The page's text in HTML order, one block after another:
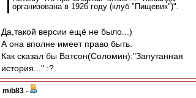
организована в 1926 году (клуб "Пищевик")".
Да,такой версии ещё не было...)
А она вполне имеет право быть.
Как сказал бы Ватсон(Соломин):"Запутанная
история..." :?
mib83 -